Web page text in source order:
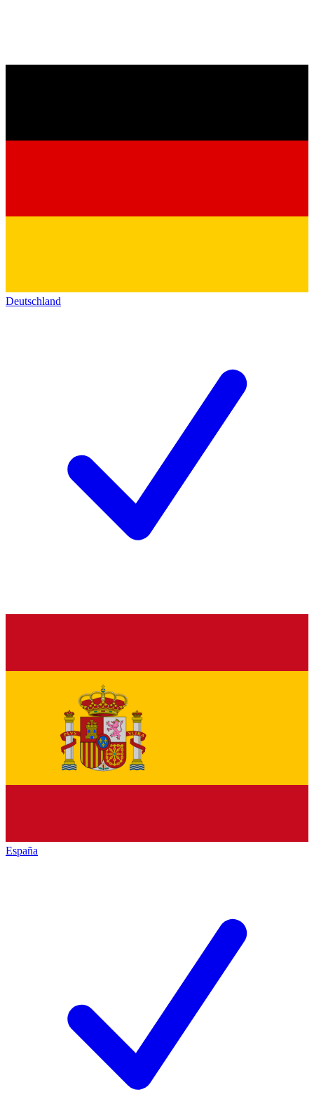
Deutschland
España